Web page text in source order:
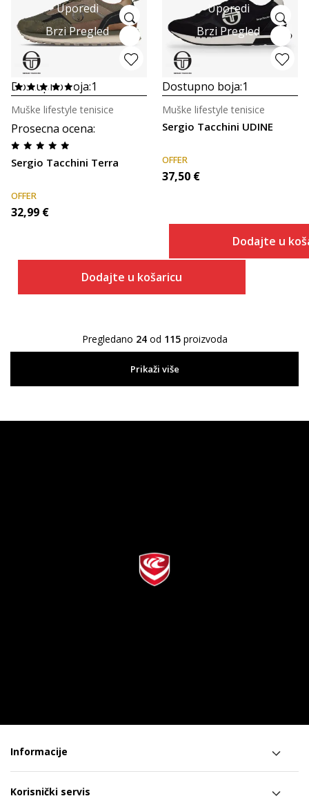
Uporedi
Brzi Pregled
Dostupno boja:1
Prosecna ocena:
Sergio Tacchini Terra
Muške lifestyle tenisice
OFFER
32,99 €
Dodajte u košaricu
Uporedi
Brzi Pregled
Dostupno boja:1
Sergio Tacchini UDINE
Muške lifestyle tenisice
OFFER
37,50 €
Dodajte u
Pregledano 24od 115proizvoda
Prikaži više
Informacije
Korisnički servis